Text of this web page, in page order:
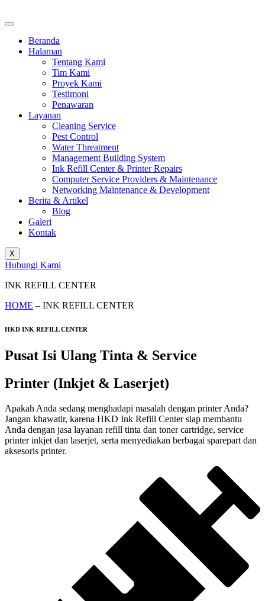
Beranda
Halaman
Tentang Kami
Tim Kami
Proyek Kami
Testimoni
Penawaran
Layanan
Cleaning Service
Pest Control
Water Threatment
Management Building System
Ink Refill Center & Printer Repairs
Computer Service Providers & Maintenance
Networking Maintenance & Development
Berita & Artikel
Blog
Galeri
Kontak
X
Hubungi Kami
INK REFILL CENTER
HOME – INK REFILL CENTER
HKD INK REFILL CENTER
Pusat Isi Ulang Tinta & Service
Printer (Inkjet & Laserjet)
Apakah Anda sedang menghadapi masalah dengan printer Anda?
Jangan khawatir, karena HKD Ink Refill Center siap membantu
Anda dengan jasa layanan refill tinta dan toner cartridge, service
printer inkjet dan laserjet, serta menyediakan berbagai sparepart dan
aksesoris printer.